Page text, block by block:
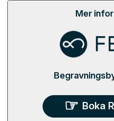
Mer
Boka